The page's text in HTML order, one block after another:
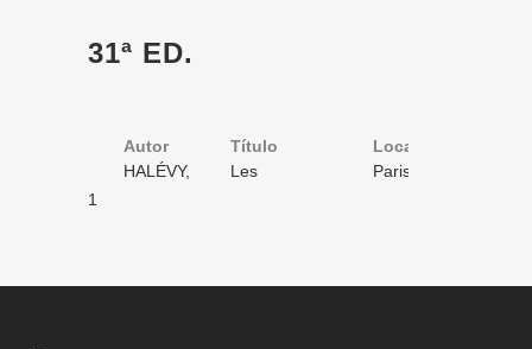
31ª ED.
Autor Título Volume
Local
HALÉVY,
Ludovic
Les
Paris
1